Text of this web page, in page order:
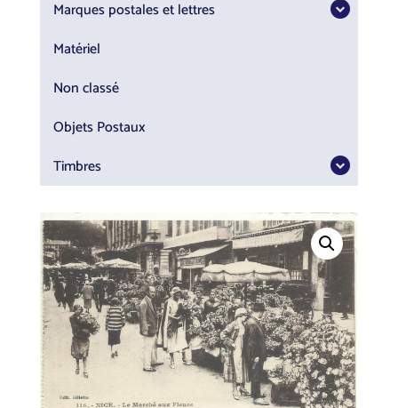
Marques postales et lettres
Matériel
Non classé
Objets Postaux
Timbres